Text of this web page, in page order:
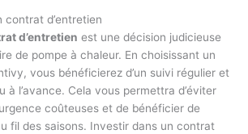
contrat d’entretien
d’entretien est une décision judicieuse
de pompe à chaleur. En choisissant un
vous bénéficierez d’un suivi régulier et
à l’avance. Cela vous permettra d’éviter
coûteuses et de bénéficier de
fil des saisons. Investir dans un contrat